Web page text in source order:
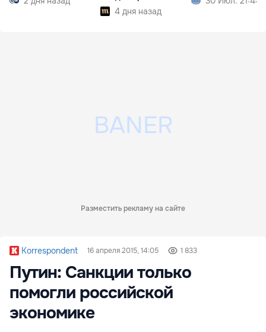
области
4 дня назад
Разместить рекламу на сайте
Korrespondent 16 апреля 2015, 14:05 1 833
Путин: Санкции только
помогли российской
экономике